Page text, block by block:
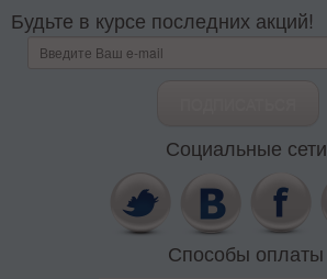
Будьте в курсе последних акций!
Социальные сети
Способы оплаты